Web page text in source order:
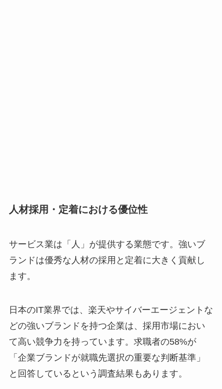
人材採用・定着における優位性
サービス業は「人」が提供する業態です。強いブ
ランドは優秀な人材の採用と定着に大きく貢献し
ます。
日本のIT業界では、楽天やサイバーエージェントな
どの強いブランドを持つ企業は、採用市場におい
て高い競争力を持っています。求職者の58%が
「企業ブランドが就職先選択の重要な判断基準」
と回答しているという調査結果もあります。